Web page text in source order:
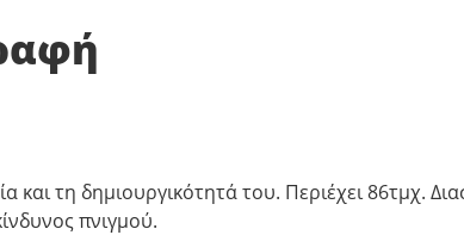
τη δημιουργικότητά του. Περιέχει 86τμχ.
πνιγμού.